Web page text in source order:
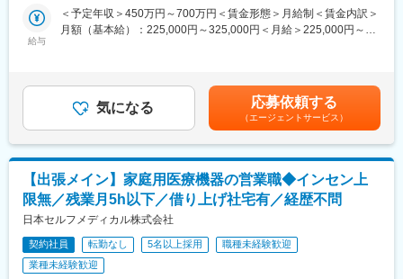
します。夜間/休日の対応は週単位でチームで当番制で行ってお
り、特定の人員が多くならないようにしています。また、当番や
入社後6か月間は東京本社での研修を予定しております。（遠方の
方は住居を手配します。）取り扱い製品数は多いですが、支店配
属後も先輩社員との同行を通して業務習得していただくため、業
界未経験であっても一人立ちできるよう研修体制を整えておりま
す。
変更の範囲：会社の定める業務
記のような業務をお任せします。
・医療装置の保守 修理、点検等メンテナンス
に着けることで自然と対応が可能になりますのでご安心くださ
い。
す。
スキルを備えたあとは土日や夜間（当番制）に呼び出し（月2, 3回
程度）はありますが、一次対応はコールセンターが行い、現場で
の対応が必要な場合のみ、出勤します。
また呼び出し手当、待機手当、時間外出勤手当などはしっかり完
備されております。
こちらはスキルを備えられたことが確認できたのちに入ることに
給与
＜予定年収＞450万円～700万円＜賃金形態＞月給制＜賃金内訳＞
月額（基本給）：225,000円～325,000円＜月給＞225,000円～
までも目安の金額であり、選考を通じて上下する可能性がありま
す。賃金はあくまでも目安の金額であり、選考を通じて上下する
可能性があります。月給(月額)は固定手当を含めた表記です。
気になる 応募依頼する
（エージェントサービス）
【出張メイン】家庭用医療機器の営業職◆インセン上
限無／残業月5h以下／借り上げ社宅有／経歴不問
日本セルフメディカル株式会社
契約社員 転勤なし 5名以上採用
職種未経験歓迎
業種未経験歓迎